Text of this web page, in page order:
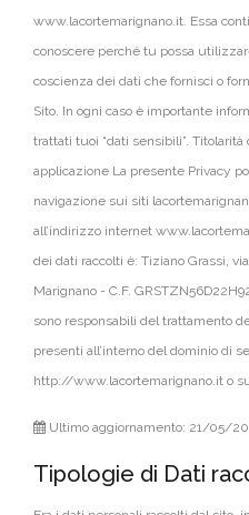
www.lacortemarignano.it. Essa
conoscere perché tu possa
coscienza dei dati che fornisci o
Sito. In ogni caso è importante
trattati tuoi “dati sensibili”.
applicazione La presente Privacy
navigazione sui siti
all’indirizzo internet
dei dati raccolti è: Tiziano Grassi,
Marignano - C.F.
sono responsabili del trattamento
presenti all’interno del dominio di
http://www.lacortemarignano.it o
Ultimo aggiornamento: 21/05/
Tipologie di Dati